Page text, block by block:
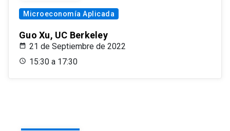
Microeconomía Aplicada
Guo Xu, UC Berkeley
21 de Septiembre de 2022
15:30 a 17:30